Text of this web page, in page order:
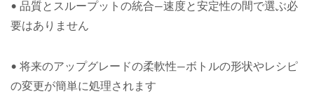
• 品質とスループットの統合—速度と安定性の間で選ぶ必
要はありません
• 将来のアップグレードの柔軟性—ボトルの形状やレシピ
の変更が簡単に処理されます